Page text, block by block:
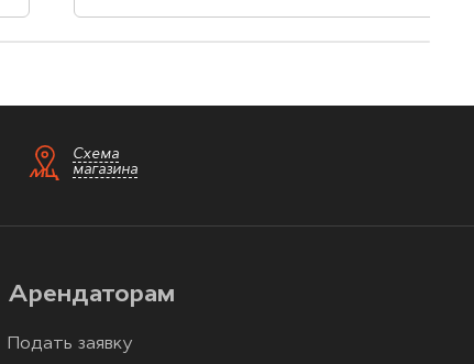
Схема
магазина
Арендаторам
Подать заявку